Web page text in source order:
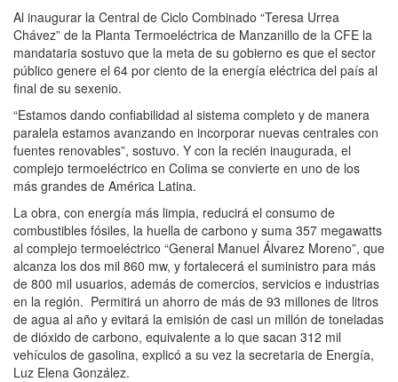
Al inaugurar la Central de Ciclo Combinado “Teresa Urrea
Chávez” de la Planta Termoeléctrica de Manzanillo de la CFE la
mandataria sostuvo que la meta de su gobierno es que el sector
público genere el 64 por ciento de la energía eléctrica del país al
final de su sexenio.
“Estamos dando confiabilidad al sistema completo y de manera
paralela estamos avanzando en incorporar nuevas centrales con
fuentes renovables”, sostuvo. Y con la recién inaugurada, el
complejo termoeléctrico en Colima se convierte en uno de los
más grandes de América Latina.
La obra, con energía más limpia, reducirá el consumo de
combustibles fósiles, la huella de carbono y suma 357 megawatts
al complejo termoeléctrico “General Manuel Álvarez Moreno”, que
alcanza los dos mil 860 mw, y fortalecerá el suministro para más
de 800 mil usuarios, además de comercios, servicios e industrias
en la región. Permitirá un ahorro de más de 93 millones de litros
de agua al año y evitará la emisión de casi un millón de toneladas
de dióxido de carbono, equivalente a lo que sacan 312 mil
vehículos de gasolina, explicó a su vez la secretaria de Energía,
Luz Elena González.